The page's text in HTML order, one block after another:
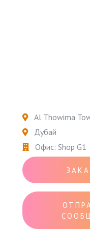
Al Thowima
Дубай
Офис: Shop G1